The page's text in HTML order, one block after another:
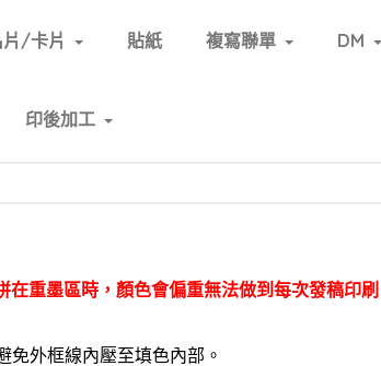
/卡片 貼紙 複寫聯單 DM
印後加工
重墨區時，顏色會偏重無法做到每次發稿印刷
免外框線內壓至填色內部。